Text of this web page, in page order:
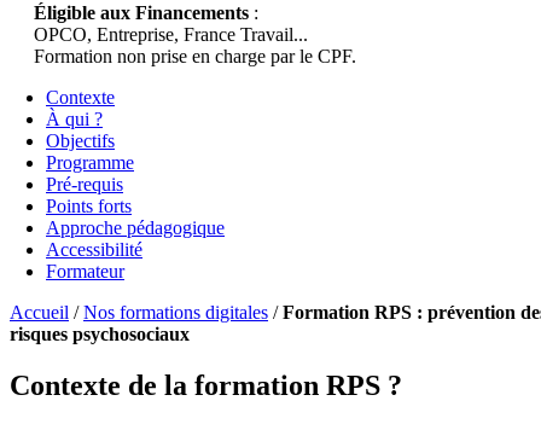
Éligible aux Financements :
OPCO, Entreprise, France Travail...
Formation non prise en charge par le CPF.
Contexte
À qui ?
Objectifs
Programme
Pré-requis
Points forts
Approche pédagogique
Accessibilité
Formateur
Accueil /Nos formations digitales /Formation RPS : prévention
risques psychosociaux
Contexte de la formation RPS ?